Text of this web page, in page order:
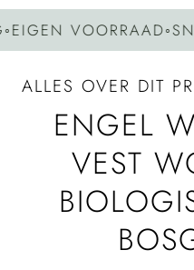
VOORRAAD◦
ALLES OVER DIT
ENGEL
VEST